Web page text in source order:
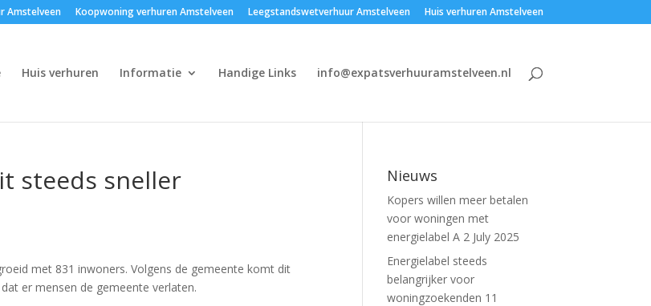
Amstelveen Koopwoning verhuren Amstelveen Leegstandswetverhuur Amstelveen Huis verhuren Amstelveen
Huis verhuren Informatie Handige Links info@expatsverhuuramstelveen.nl
steeds sneller
met 831 inwoners. Volgens de gemeente komt dit
er mensen de gemeente verlaten.
Nieuws
Kopers willen meer betalen
voor woningen met
energielabel A 2 July 2025
Energielabel steeds
belangrijker voor
woningzoekenden 11